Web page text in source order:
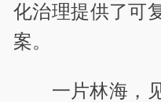
化治理提供了可
案。
一片林海，